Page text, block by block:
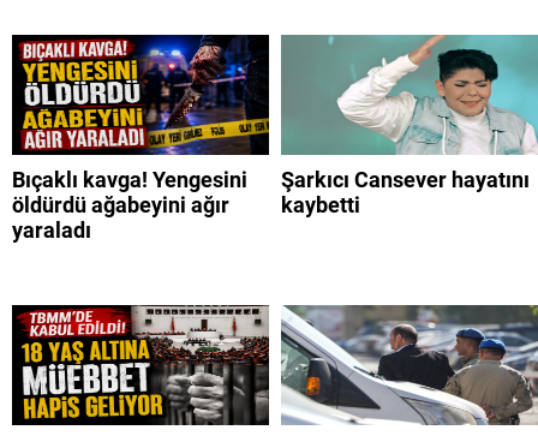
Bıçaklı kavga! Yengesini
öldürdü ağabeyini ağır
yaraladı
Şarkıcı Cansever hayatını
kaybetti